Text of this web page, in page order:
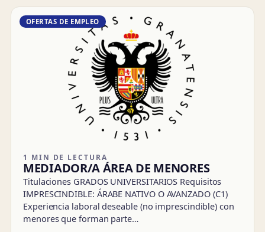
OFERTAS DE EMPLEO
1 MIN DE LECTURA
MEDIADOR/A ÁREA DE MENORES
Titulaciones GRADOS UNIVERSITARIOS Requisitos
IMPRESCINDIBLE: ÁRABE NATIVO O AVANZADO (C1)
Experiencia laboral deseable (no imprescindible) con
menores que forman parte…